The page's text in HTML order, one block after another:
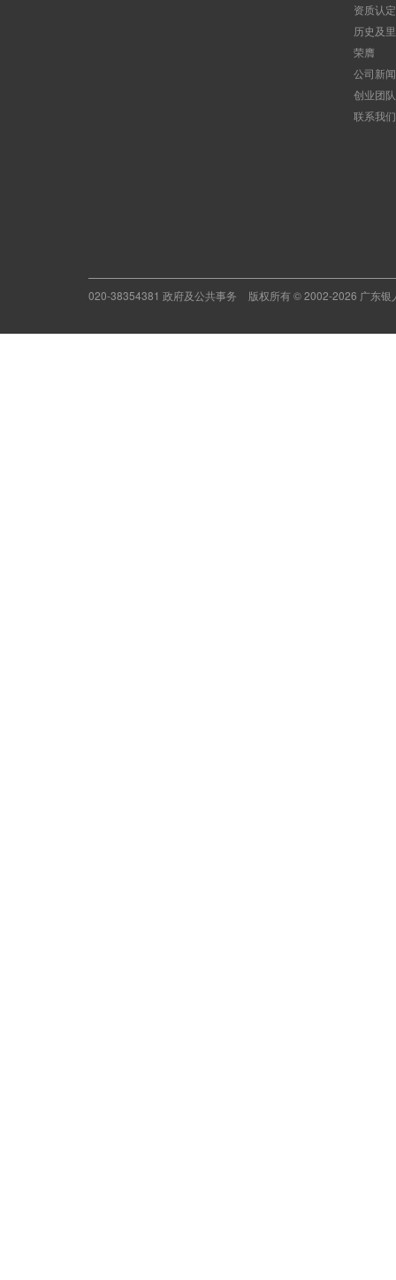
资质认定
历史及
荣膺
公司新
创业团队
联系我们
020-38354381 政府及公共事务 版权所有 © 2002-2026 广东银